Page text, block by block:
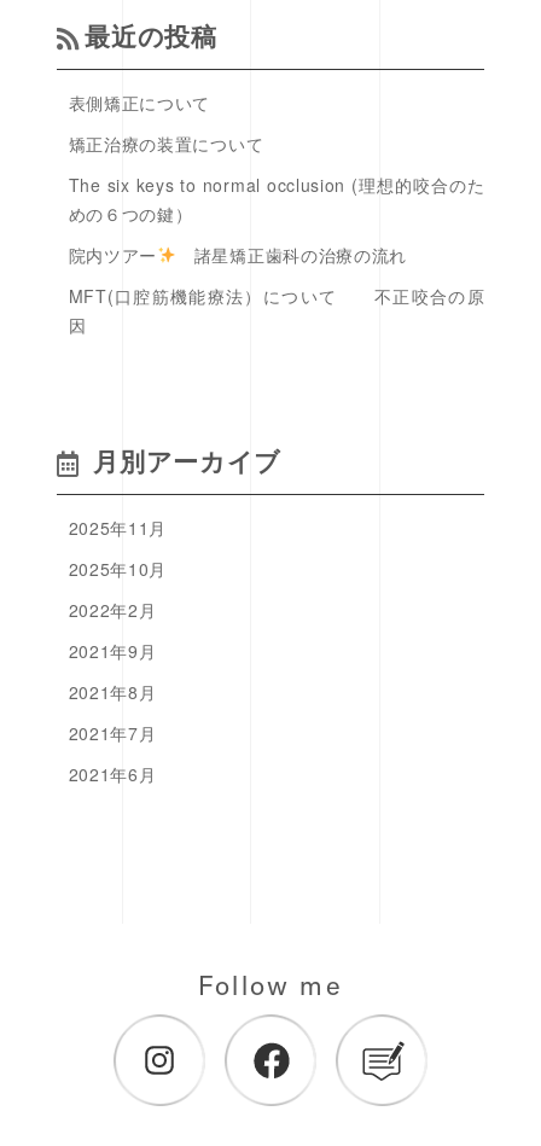
最近の投稿
表側矯正について
矯正治療の装置について
The six keys to normal occlusion (理想的咬合のた
めの６つの鍵）
院内ツアー
諸星矯正歯科の治療の流れ
MFT(口腔筋機能療法）について 不正咬合の原
因
月別アーカイブ
2025年11月
2025年10月
2022年2月
2021年9月
2021年8月
2021年7月
2021年6月
Follow me